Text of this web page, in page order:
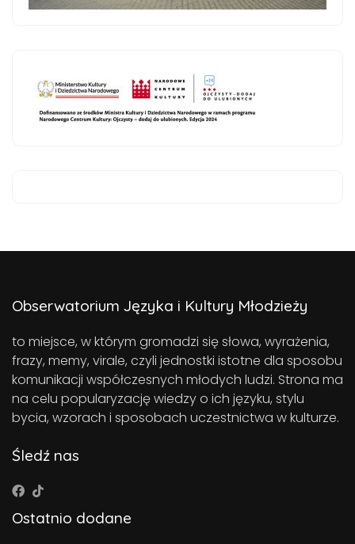
Obserwatorium Języka i Kultury Młodzieży
to miejsce, w którym gromadzi się słowa, wyrażenia,
frazy, memy, virale, czyli jednostki istotne dla sposobu
komunikacji współczesnych młodych ludzi. Strona ma
na celu popularyzację wiedzy o ich języku, stylu
bycia, wzorach i sposobach uczestnictwa w kulturze.
Śledź nas
Ostatnio dodane